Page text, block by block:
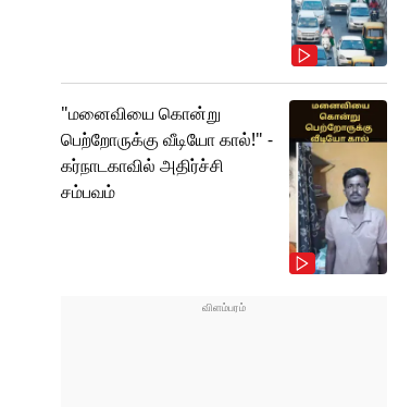
"மனைவியை கொன்று
பெற்றோருக்கு வீடியோ கால்!" -
கர்நாடகாவில் அதிர்ச்சி
சம்பவம்